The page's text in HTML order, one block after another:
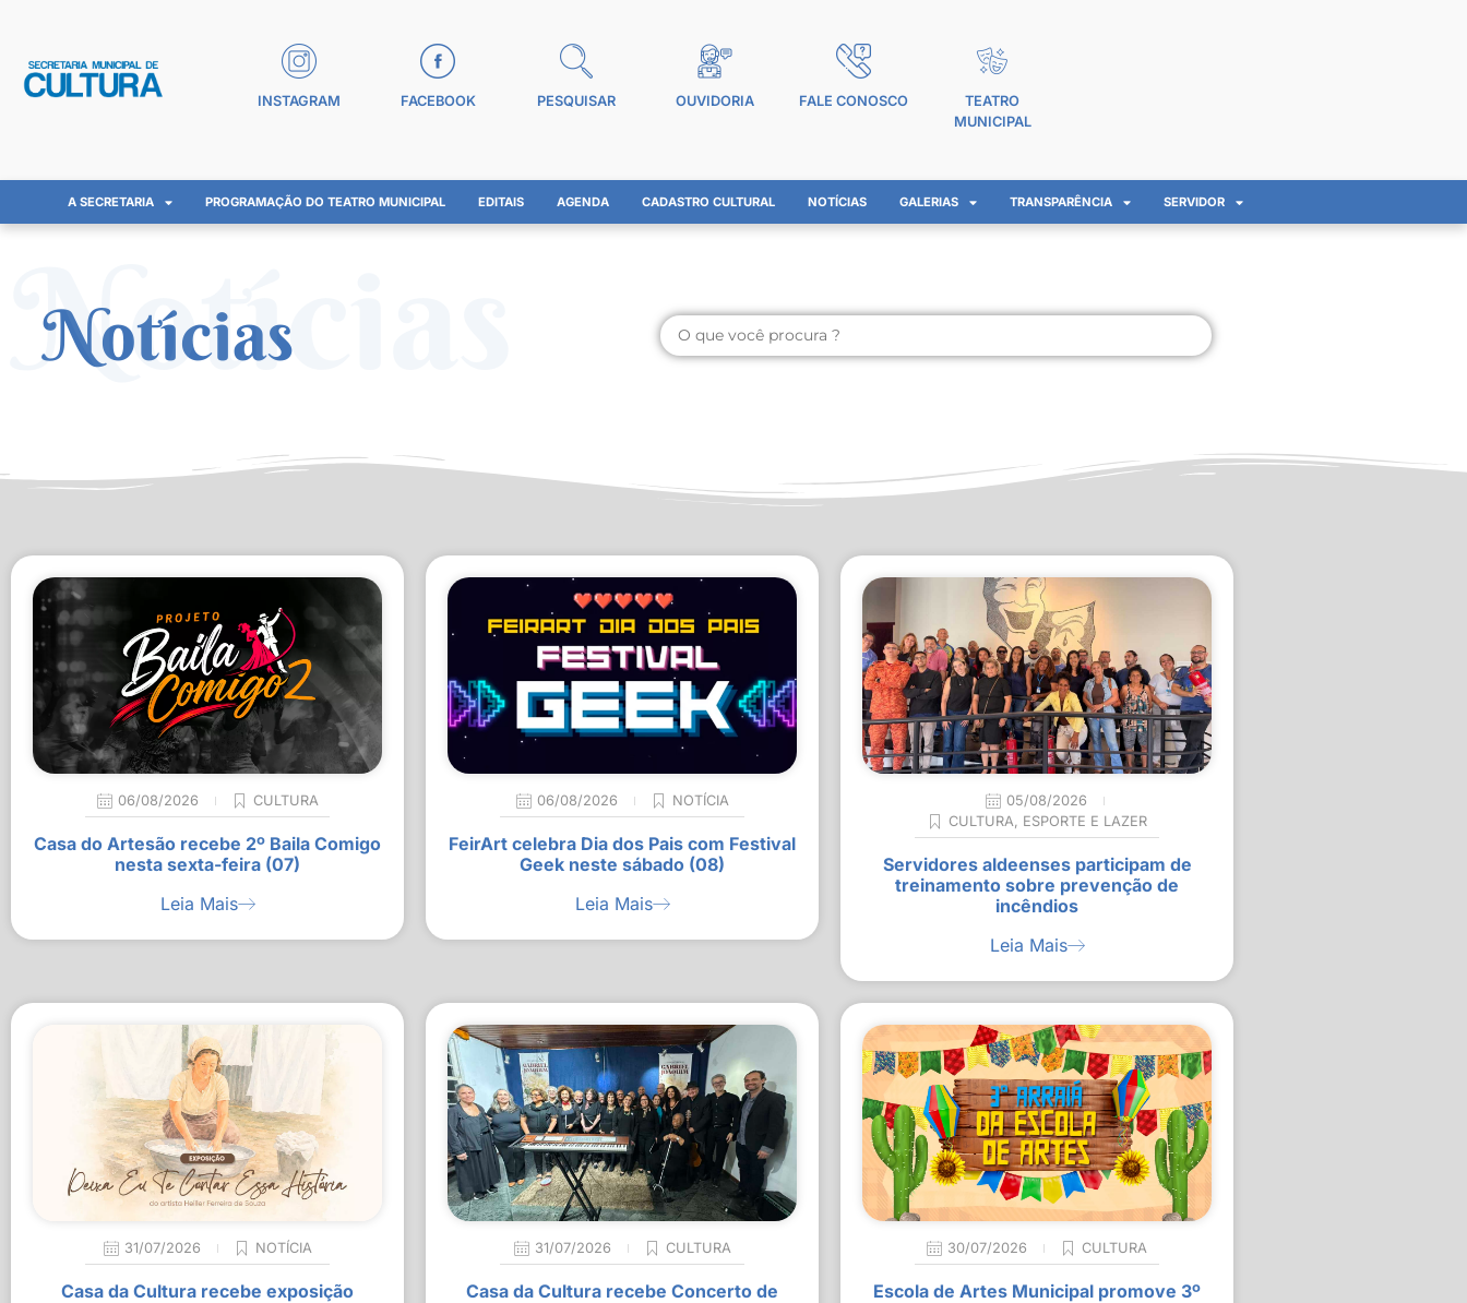
INSTAGRAM FACEBOOK PESQUISAR OUVIDORIA FALE CONOSCO
TEATRO
MUNICIPAL
A SECRETARIA PROGRAMAÇÃO DO TEATRO MUNICIPAL EDITAIS AGENDA CADASTRO CULTURAL NOTÍCIAS GALERIAS TRANSPARÊNCIA SERVIDOR
Notícias
Notícias
06/08/2026 CULTURA
Casa do Artesão recebe 2º Baila Comigo
nesta sexta-feira (07)
Leia Mais
06/08/2026 NOTÍCIA
FeirArt celebra Dia dos Pais com Festival
Geek neste sábado (08)
Leia Mais
05/08/2026
CULTURA, ESPORTE E LAZER
Servidores aldeenses participam de
treinamento sobre prevenção de
incêndios
Leia Mais
31/07/2026 NOTÍCIA
Casa da Cultura recebe exposição
31/07/2026 CULTURA
Casa da Cultura recebe Concerto de
30/07/2026 CULTURA
Escola de Artes Municipal promove 3º